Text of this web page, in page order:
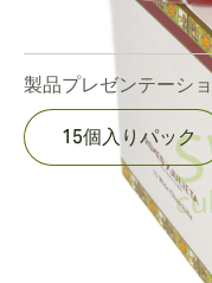
0レビ
でした
製品プレゼンテーシ
15個入りパック